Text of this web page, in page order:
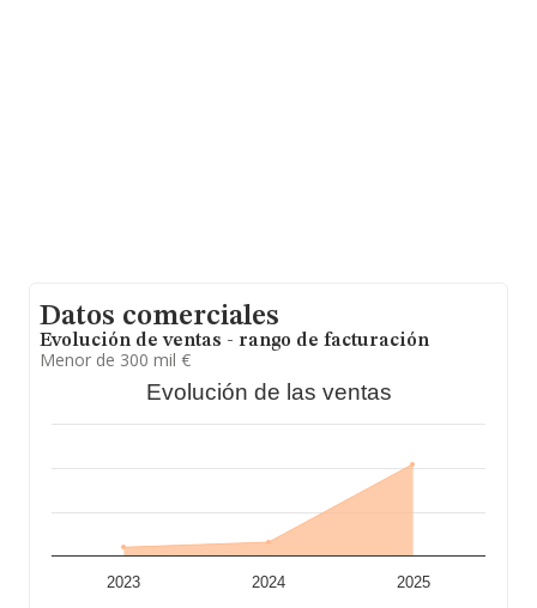
Datos comerciales
Evolución de ventas - rango de facturación
Menor de 300 mil €
Evolución de las ventas
2023 2024 2025